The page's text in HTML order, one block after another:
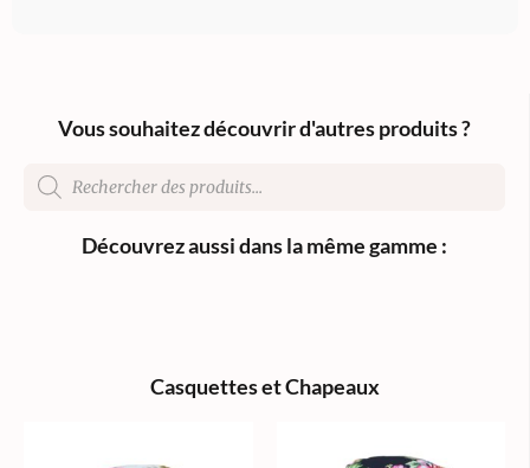
Vous souhaitez découvrir d'autres produits ?
Découvrez aussi dans la même gamme :
Casquettes et Chapeaux